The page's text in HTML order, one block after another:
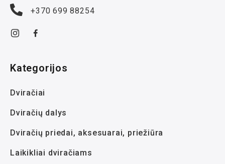
+370 699 88254
Kategorijos
Dviračiai
Dviračių dalys
Dviračių priedai, aksesuarai, priežiūra
Laikikliai dviračiams